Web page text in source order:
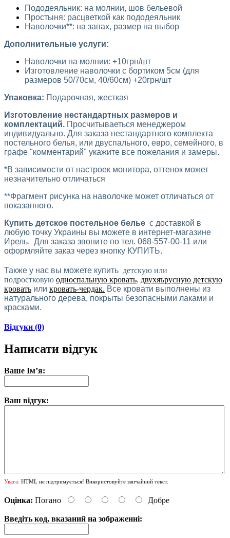
Пододеяльник: на молнии, шов бельевой
Простыня: расцветкой как пододеяльник
Наволочки**: на запах, размер на выбор
Дополнительные услуги:
Наволочки на молнии: +10грн/шт
Изготовление наволочки с бортиком 5см (для
размеров 50/70см, 40/60см) +20грн/шт
Упаковка: Подарочная, жесткая
Изготовление нестандартных размеров и
комплектаций. Просчитываеться менеджером
индивидуально. Для заказа нестандартного комплекта
постельного белья, или двуспального, евро, семейного, в
графе "комментарий" укажите все пожелания и замеры.
*В зависимости от настроек монитора, оттенок может
незначительно отличаться
**Фрагмент рисунка на наволочке может отличаться от
показанного.
Купить детское постельное белье с доставкой в
любую точку Украины вы можете в интернет-магазине
Ирель. Для заказа звоните по тел. 068-557-00-11 или
оформляйте заказ через кнопку КУПИТЬ.
Также у нас вы можете купить детскую или
подростковую односпальную кровать, двухяърусную детскую
кровать или кровать-чердак. Все кровати выполнены из
натурального дерева, покрыты безопасными лаками и
красками.
Відгуки (0)
Написати відгук
Ваше Ім’я:
Ваш відгук:
Увага: HTML не підтримується! Використовуйте звичайний текст.
Оцінка: Погано Добре
Введіть код, вказаний на зображенні: